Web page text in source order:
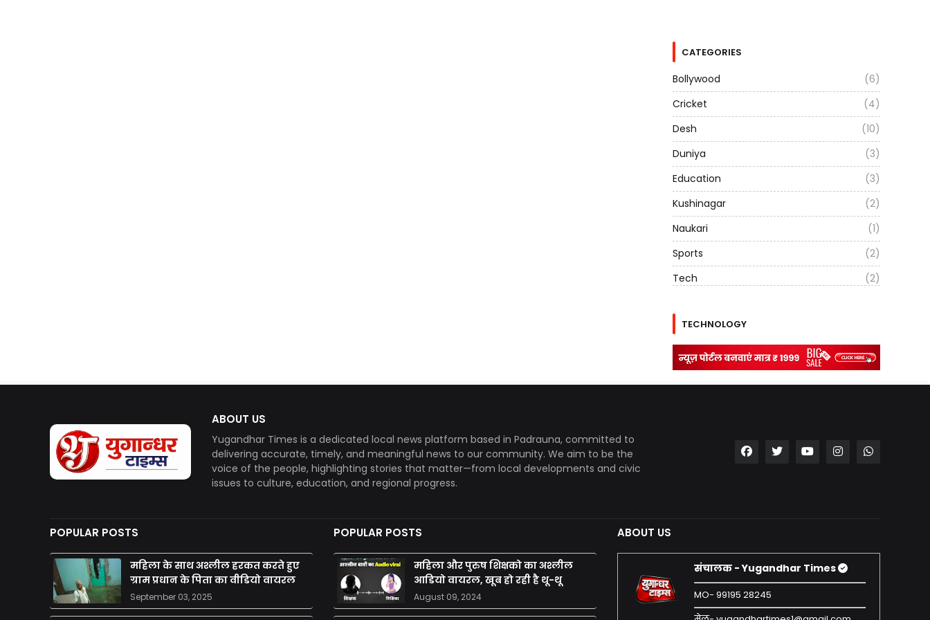
CATEGORIES
Bollywood
(6)
Cricket
(4)
Desh
(10)
Duniya
(3)
Education
(3)
Kushinagar
(2)
Naukari
(1)
Sports
(2)
Tech
(2)
TECHNOLOGY
ABOUT US
Yugandhar Times is a dedicated local news platform based in Padrauna, committed to
delivering accurate, timely, and meaningful news to our community. We aim to be the
voice of the people, highlighting stories that matter—from local developments and civic
issues to culture, education, and regional progress.
POPULAR POSTS
महिला के साथ अश्लील हरकत करते हुए
ग्राम प्रधान के पिता का वीडियो वायरल
September 03, 2025
POPULAR POSTS
महिला और पुरुष शिक्षको का अश्लील
आडियो वायरल, खूब हो रही है थू-थू
August 09, 2024
ABOUT US
संचालक - Yugandhar Times
MO- 99195 28245